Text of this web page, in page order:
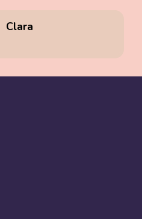
Generalitat d...
en el
Clara